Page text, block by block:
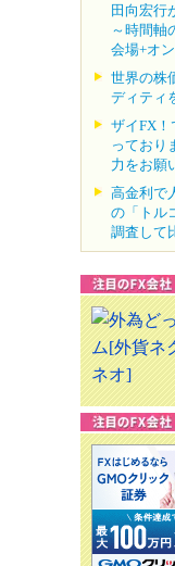
田向宏行
～時間軸
会場+オ
世界の株
ディティ
ザイFX！
っており
力をお願
高金利で
の「トル
調査して